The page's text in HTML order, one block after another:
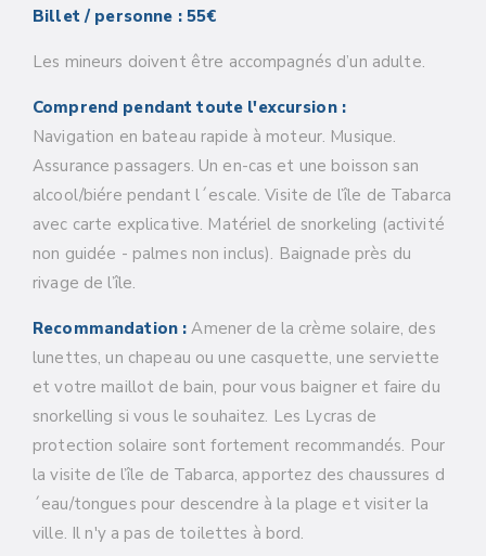
Billet / personne : 55€
Les mineurs doivent être accompagnés d’un adulte.
Comprend pendant toute l'excursion :
Navigation en bateau rapide à moteur. Musique.
Assurance passagers. Un en-cas et une boisson san
alcool/biére pendant l´escale. Visite de l’île de Tabarca
avec carte explicative. Matériel de snorkeling (activité
non guidée - palmes non inclus). Baignade près du
rivage de l’île.
Recommandation : Amener de la crème solaire, des
lunettes, un chapeau ou une casquette, une serviette
et votre maillot de bain, pour vous baigner et faire du
snorkelling si vous le souhaitez. Les Lycras de
protection solaire sont fortement recommandés. Pour
la visite de l’île de Tabarca, apportez des chaussures d
´eau/tongues pour descendre à la plage et visiter la
ville. Il n'y a pas de toilettes à bord.